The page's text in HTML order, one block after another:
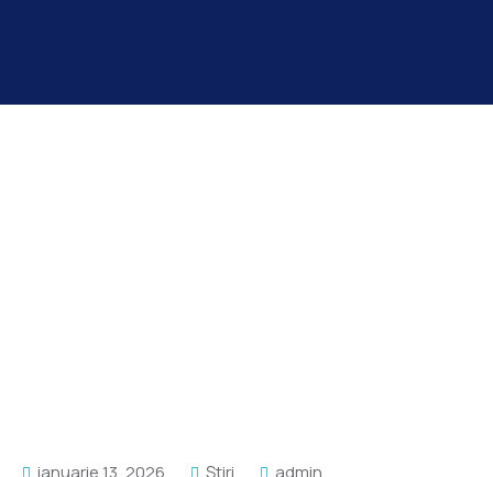
ianuarie 13, 2026 Știri
admin